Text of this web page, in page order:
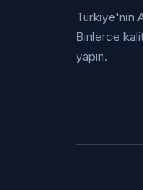
Türkiye'nin
Binlerce
yapın.